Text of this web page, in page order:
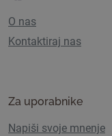
O nas
Kontaktiraj nas
Za uporabnike
Napiši svoje mnenje